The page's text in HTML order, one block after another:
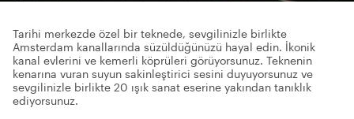
Tarihi merkezde özel bir teknede, sevgilinizle birlikte
Amsterdam kanallarında süzüldüğünüzü hayal edin. İkonik
kanal evlerini ve kemerli köprüleri görüyorsunuz. Teknenin
kenarına vuran suyun sakinleştirici sesini duyuyorsunuz ve
sevgilinizle birlikte 20 ışık sanat eserine yakından tanıklık
ediyorsunuz.